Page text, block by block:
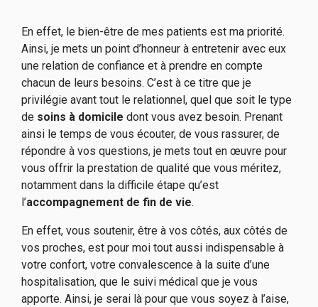
En effet, le bien-être de mes patients est ma priorité.
Ainsi, je mets un point d’honneur à entretenir avec eux
une relation de confiance et à prendre en compte
chacun de leurs besoins. C’est à ce titre que je
privilégie avant tout le relationnel, quel que soit le type
de soins à domicile dont vous avez besoin. Prenant
ainsi le temps de vous écouter, de vous rassurer, de
répondre à vos questions, je mets tout en œuvre pour
vous offrir la prestation de qualité que vous méritez,
notamment dans la difficile étape qu’est
l’accompagnement de fin de vie.
En effet, vous soutenir, être à vos côtés, aux côtés de
vos proches, est pour moi tout aussi indispensable à
votre confort, votre convalescence à la suite d’une
hospitalisation, que le suivi médical que je vous
apporte. Ainsi, je serai là pour que vous soyez à l’aise,